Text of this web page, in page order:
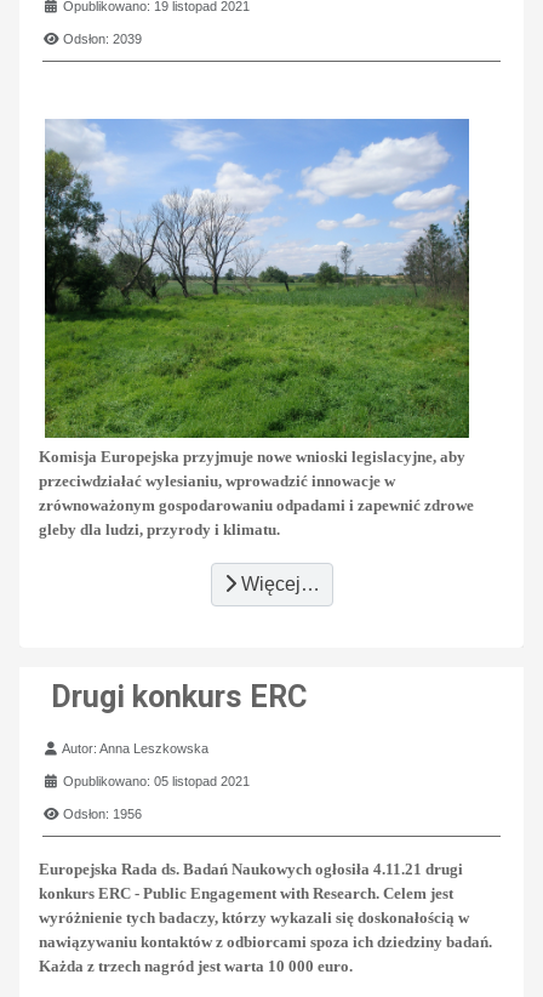
Opublikowano: 19 listopad 2021
Odsłon: 2039
Komisja Europejska przyjmuje nowe wnioski legislacyjne, aby
przeciwdziałać wylesianiu, wprowadzić innowacje w
zrównoważonym gospodarowaniu odpadami i zapewnić zdrowe
gleby dla ludzi, przyrody i klimatu.
Więcej…
Drugi konkurs ERC
Szczegóły
Autor:Anna Leszkowska
Opublikowano: 05 listopad 2021
Odsłon: 1956
Europejska Rada ds. Badań Naukowych ogłosiła 4.11.21 drugi
konkurs ERC - Public Engagement with Research. Celem jest
wyróżnienie tych badaczy, którzy wykazali się doskonałością w
nawiązywaniu kontaktów z odbiorcami spoza ich dziedziny badań.
Każda z trzech nagród jest warta 10 000 euro.